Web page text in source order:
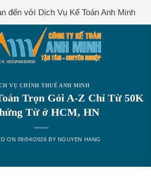
đến với Dịch Vụ Kế Toán Anh Minh
VỤ CHÍNH THUẾ ANH MINH
Trọn Gói A-Z Chỉ Từ 50K
Từ ở HCM, HN
ON 09/04/2026 BY NGUYEN HANG